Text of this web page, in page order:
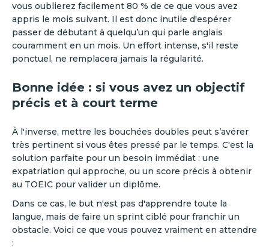
vous oublierez facilement 80 % de ce que vous avez
appris le mois suivant. Il est donc inutile d'espérer
passer de débutant à quelqu’un qui parle anglais
couramment en un mois. Un effort intense, s'il reste
ponctuel, ne remplacera jamais la régularité.
Bonne idée : si vous avez un objectif
précis et à court terme
À l'inverse, mettre les bouchées doubles peut s’avérer
très pertinent si vous êtes pressé par le temps. C'est la
solution parfaite pour un besoin immédiat : une
expatriation qui approche, ou un score précis à obtenir
au TOEIC pour valider un diplôme.
Dans ce cas, le but n'est pas d'apprendre toute la
langue, mais de faire un sprint ciblé pour franchir un
obstacle. Voici ce que vous pouvez vraiment en attendre
: